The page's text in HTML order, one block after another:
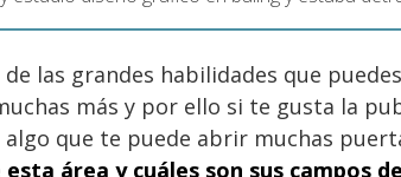
de las grandes habilidades que
más y por ello si te gusta la
algo que te puede abrir muchas
área y cuáles son sus campos